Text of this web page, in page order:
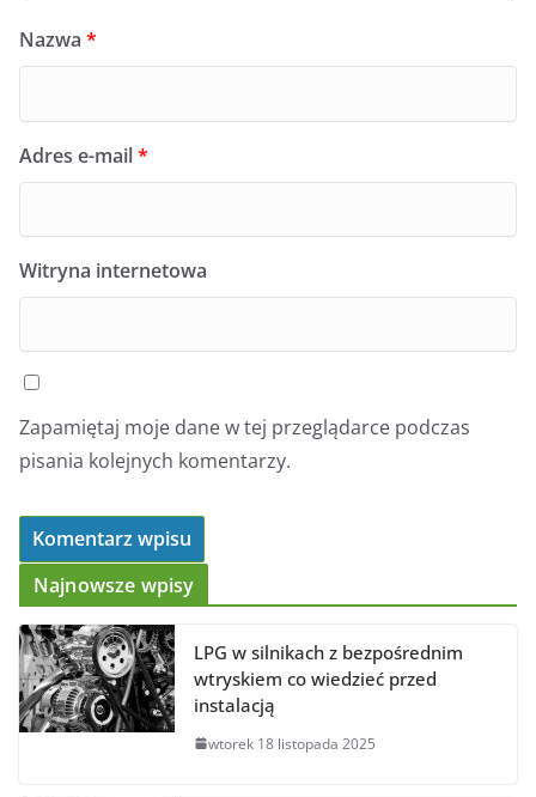
Nazwa *
Adres e-mail*
Witryna internetowa
Zapamiętaj moje dane w tej przeglądarce podczas
pisania kolejnych komentarzy.
Najnowsze wpisy
LPG w silnikach z bezpośrednim
wtryskiem co wiedzieć przed
instalacją
wtorek 18 listopada 2025